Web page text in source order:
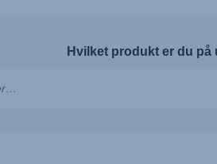
Hvilket produkt er du på